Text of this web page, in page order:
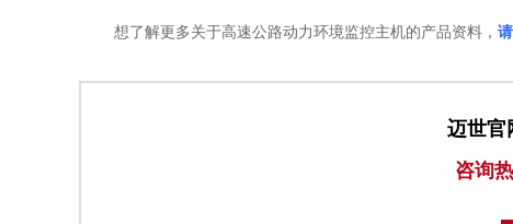
想了解更多关于高速公路动力环境监控主机的产品资料，
迈世官
咨询